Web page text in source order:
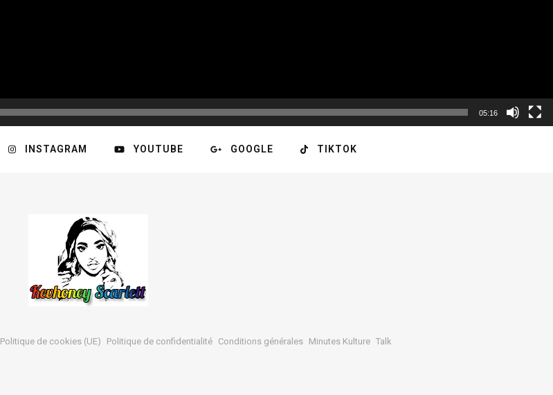
05:16
INSTAGRAM YOUTUBE GOOGLE TIKTOK
Politique de cookies (UE) Politique de confidentialité Conditions générales Minutes Kulture Talk